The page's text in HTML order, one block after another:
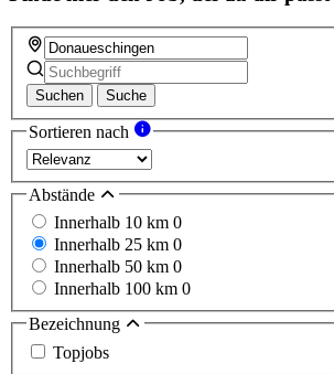
Suchen Suche
Sortieren nach
Abstände
Innerhalb 10 km 0
Innerhalb 25 km 0
Innerhalb 50 km 0
Innerhalb 100 km 0
Bezeichnung
Topjobs